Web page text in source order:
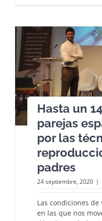
Hasta un
parejas
por las
padres
24 septiembre, 2020 |
Las condiciones de
en las que nos